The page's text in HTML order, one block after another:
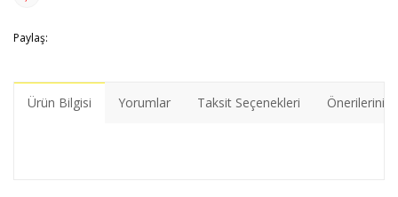
Paylaş:
Ürün Bilgisi Yorumlar Taksit Seçenekleri Önerileriniz